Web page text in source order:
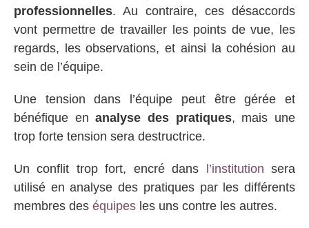
professionnelles. Au contraire, ces désaccords
vont permettre de travailler les points de vue, les
regards, les observations, et ainsi la cohésion au
sein de l’équipe.
Une tension dans l’équipe peut être gérée et
bénéfique enanalyse des pratiques, mais une
trop forte tension sera destructrice.
Un conflit trop fort, encré dans l’institution sera
utilisé en analyse des pratiques par les différents
membres des équipes les uns contre les autres.